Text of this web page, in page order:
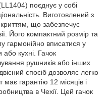
поєднує у собі
Виготовлений з
що забезпечує
Його компактний розмір та
гармонійно вписатися у
або кухні. Гачок
рушників або інших
спосіб дозволяє легко
має гарантію 12 місяців і
в Чехії. Цей гачок